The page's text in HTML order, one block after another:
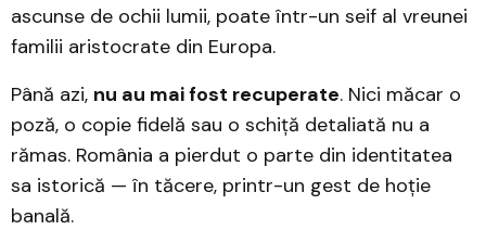
ascunse de ochii lumii, poate într-un seif al vreunei
familii aristocrate din Europa.
Până azi, nu au mai fost recuperate. Nici măcar o
poză, o copie fidelă sau o schiță detaliată nu a
rămas. România a pierdut o parte din identitatea
sa istorică — în tăcere, printr-un gest de hoție
banală.